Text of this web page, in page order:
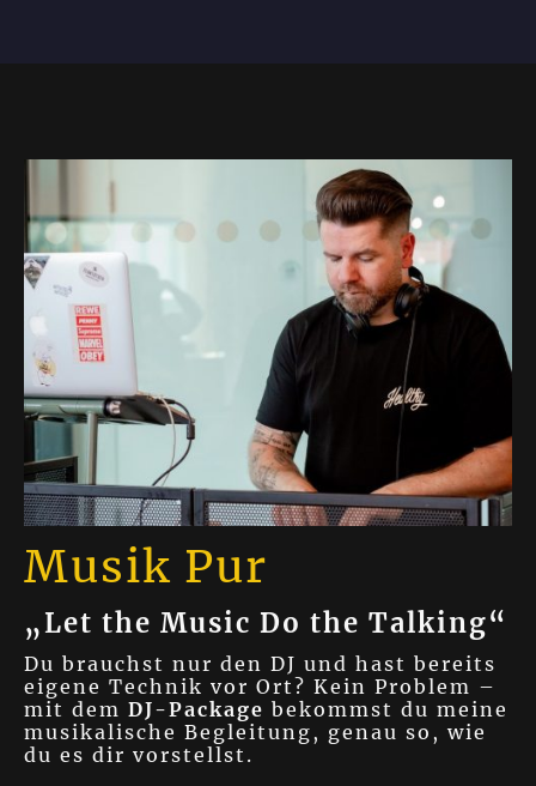
Musik Pur
„Let the Music Do the Talking“
Du brauchst nur den DJ und hast bereits
eigene Technik vor Ort? Kein Problem –
mit dem DJ-Package bekommst du meine
musikalische Begleitung, genau so, wie
du es dir vorstellst.